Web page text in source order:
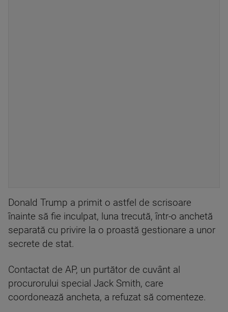
Donald Trump a primit o astfel de scrisoare
înainte să fie inculpat, luna trecută, într-o anchetă
separată cu privire la o proastă gestionare a unor
secrete de stat.
Contactat de AP, un purtător de cuvânt al
procurorului special Jack Smith, care
coordonează ancheta, a refuzat să comenteze.